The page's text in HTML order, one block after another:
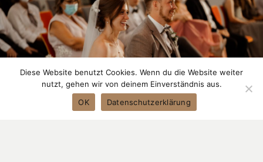
Diese Website benutzt Cookies. Wenn du die Website weiter
nutzt, gehen wir von deinem Einverständnis aus.
OK
Datenschutzerklärung